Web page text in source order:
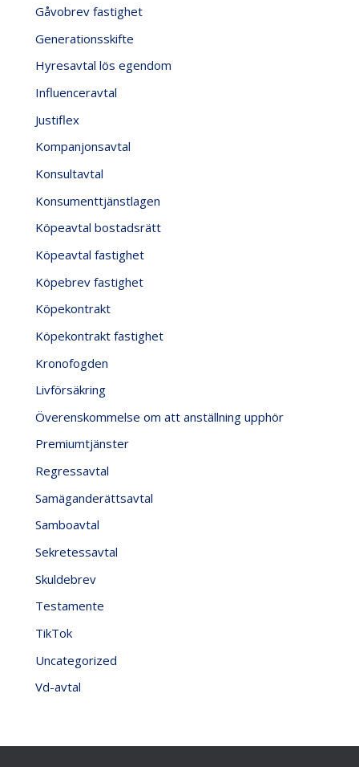
Gåvobrev fastighet
Generationsskifte
Hyresavtal lös egendom
Influenceravtal
Justiflex
Kompanjonsavtal
Konsultavtal
Konsumenttjänstlagen
Köpeavtal bostadsrätt
Köpeavtal fastighet
Köpebrev fastighet
Köpekontrakt
Köpekontrakt fastighet
Kronofogden
Livförsäkring
Överenskommelse om att anställning upphör
Premiumtjänster
Regressavtal
Samäganderättsavtal
Samboavtal
Sekretessavtal
Skuldebrev
Testamente
TikTok
Uncategorized
Vd-avtal